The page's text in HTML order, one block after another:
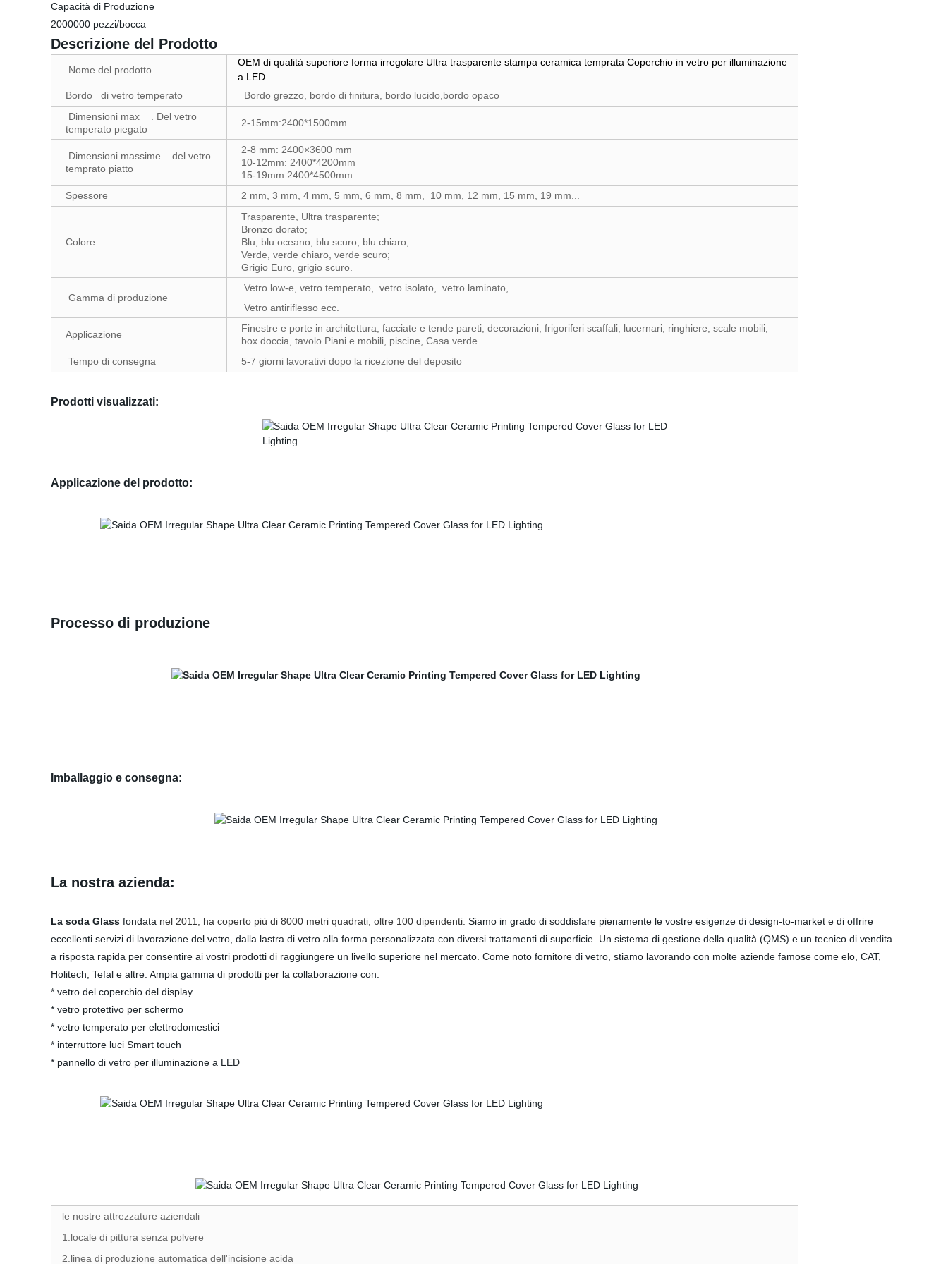
Capacità di Produzione
2000000 pezzi/bocca
Descrizione del Prodotto
Nome del prodotto
OEM di qualità superiore forma irregolare Ultra trasparente stampa ceramica temprata Coperchio in vetro per illuminazione
a LED
Bordo di vetro temperato
Bordo grezzo, bordo di finitura, bordo lucido,bordo opaco
Dimensioni max . Del vetro
temperato piegato
2-15mm:2400*1500mm
Dimensioni massime del vetro
temprato piatto
2-8 mm: 2400×3600 mm
10-12mm: 2400*4200mm
15-19mm:2400*4500mm
Spessore
2 mm, 3 mm, 4 mm, 5 mm, 6 mm, 8 mm, 10 mm, 12 mm, 15 mm, 19 mm...
Colore
Trasparente, Ultra trasparente;
Bronzo dorato;
Blu, blu oceano, blu scuro, blu chiaro;
Verde, verde chiaro, verde scuro;
Grigio Euro, grigio scuro.
Gamma di produzione
Vetro low-e, vetro temperato, vetro isolato, vetro laminato,
Vetro antiriflesso ecc.
Applicazione
Finestre e porte in architettura, facciate e tende pareti, decorazioni, frigoriferi scaffali, lucernari, ringhiere, scale mobili,
box doccia, tavolo Piani e mobili, piscine, Casa verde
Tempo di consegna
5-7 giorni lavorativi dopo la ricezione del deposito
Prodotti visualizzati:
Applicazione del prodotto:
Processo di produzione
Imballaggio e consegna:
La nostra azienda:
La soda Glass fondata nel 2011, ha coperto più di 8000 metri quadrati, oltre 100 dipendenti. Siamo in grado di soddisfare pienamente le vostre esigenze di design-to-market e di offrire
eccellenti servizi di lavorazione del vetro, dalla lastra di vetro alla forma personalizzata con diversi trattamenti di superficie. Un sistema di gestione della qualità (QMS) e un tecnico di vendita
a risposta rapida per consentire ai vostri prodotti di raggiungere un livello superiore nel mercato. Come noto fornitore di vetro, stiamo lavorando con molte aziende famose come elo, CAT,
Holitech, Tefal e altre. Ampia gamma di prodotti per la collaborazione con:
* vetro del coperchio del display
* vetro protettivo per schermo
* vetro temperato per elettrodomestici
* interruttore luci Smart touch
* pannello di vetro per illuminazione a LED
le nostre attrezzature aziendali
1.locale di pittura senza polvere
2.linea di produzione automatica dell'incisione acida